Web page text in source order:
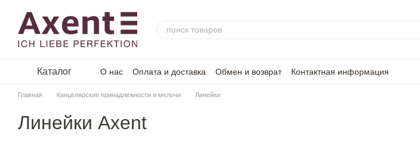
Каталог О нас Оплата и доставка Обмен и возврат Контактная информация
Главная Канцелярские принадлежности и мелочи Линейки
Линейки Axent